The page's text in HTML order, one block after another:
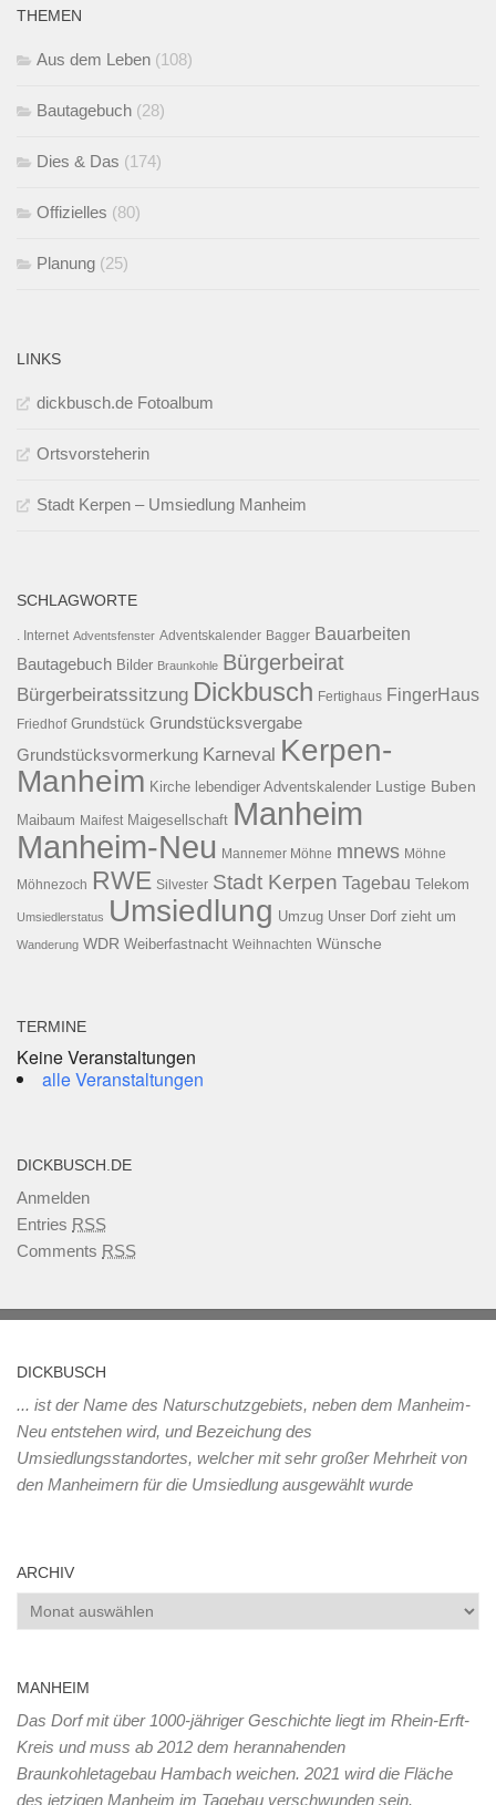
THEMEN
Aus dem Leben (108)
Bautagebuch (28)
Dies & Das (174)
Offizielles (80)
Planung (25)
LINKS
dickbusch.de Fotoalbum
Ortsvorsteherin
Stadt Kerpen – Umsiedlung Manheim
SCHLAGWORTE
. Internet Adventsfenster Adventskalender Bagger Bauarbeiten
Bautagebuch Bilder Braunkohle Bürgerbeirat
Bürgerbeiratssitzung Dickbusch Fertighaus FingerHaus
Friedhof Grundstück Grundstücksvergabe
Grundstücksvormerkung Karneval Kerpen-
Manheim Kirche lebendiger Adventskalender
Lustige Buben
Maibaum Maifest Maigesellschaft Manheim
Manheim-Neu Mannemer Möhne mnews Möhne
Möhnezoch RWE Silvester Stadt Kerpen Tagebau Telekom
Umsiedlerstatus Umsiedlung Umzug Unser Dorf zieht um
Wanderung WDR Weiberfastnacht Weihnachten Wünsche
TERMINE
Keine Veranstaltungen
alle Veranstaltungen
DICKBUSCH.DE
Anmelden
Entries RSS
Comments RSS
DICKBUSCH
... ist der Name des Naturschutzgebiets, neben dem Manheim-
Neu entstehen wird, und Bezeichung des
Umsiedlungsstandortes, welcher mit sehr großer Mehrheit von
den Manheimern für die Umsiedlung ausgewählt wurde
ARCHIV
Archiv
MANHEIM
Das Dorf mit über 1000-jähriger Geschichte liegt im Rhein-Erft-
Kreis und muss ab 2012 dem herannahenden
Braunkohletagebau Hambach weichen. 2021 wird die Fläche
des jetzigen Manheim im Tagebau verschwunden sein.